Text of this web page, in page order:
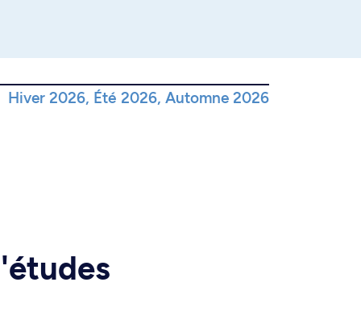
Hiver 2026, Été 2026, Automne 2026